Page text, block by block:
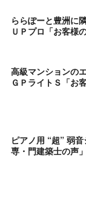
ららぽーと豊洲に
ＵＰプロ「お客様
高級マンションの
ＧＰライトＳ「お
ピアノ用 “超” 弱
専・門建築士の声」